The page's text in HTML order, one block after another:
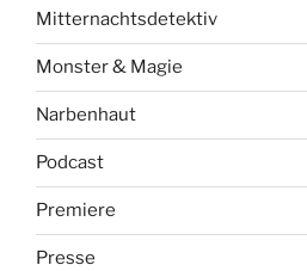
Mitternachtsdetektiv
Monster & Magie
Narbenhaut
Podcast
Premiere
Presse